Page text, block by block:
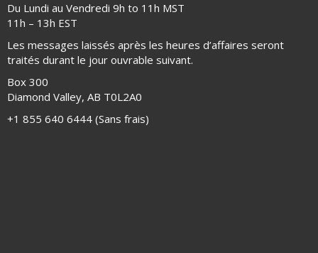
Du Lundi au Vendredi 9h to 11h MST
11h – 13h EST
Les messages laissés après les heures d’affaires seront
traités durant le jour ouvrable suivant.
Box 300
Diamond Valley, AB T0L2A0
+1 855 640 6444 (Sans frais)